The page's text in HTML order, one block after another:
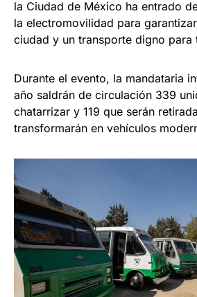
la Ciudad de México ha entrado
la electromovilidad para
ciudad y un transporte digno para
Durante el evento, la mandataria
año saldrán de circulación 339
chatarrizar y 119 que serán
transformarán en vehículos